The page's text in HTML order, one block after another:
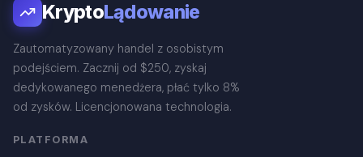
KryptoLądowanie
Zautomatyzowany handel z osobistym
podejściem. Zacznij od $250, zyskaj
dedykowanego menedżera, płać tylko 8%
od zysków. Licencjonowana technologia.
PLATFORMA